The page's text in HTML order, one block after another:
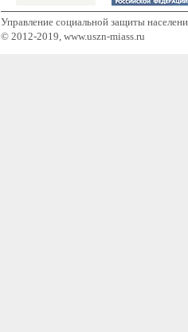
Управление социальной защиты
© 2012-2019, www.uszn-miass.ru